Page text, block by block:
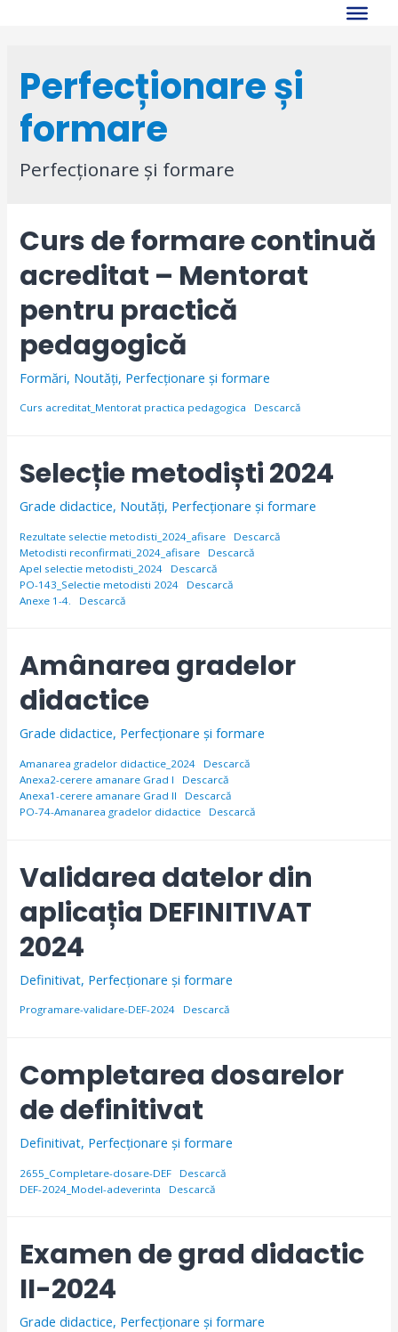
Perfecționare și
formare
Perfecționare și formare
Curs de formare continuă
acreditat – Mentorat
pentru practică
pedagogică
Formări, Noutăți, Perfecționare și formare
Curs acreditat_Mentorat practica pedagogica Descarcă
Selecție metodiști 2024
Grade didactice, Noutăți, Perfecționare și formare
Rezultate selectie metodisti_2024_afisare
Descarcă
Metodisti reconfirmati_2024_afisare
Descarcă
Apel selectie metodisti_2024
Descarcă
PO-143_Selectie metodisti 2024
Descarcă
Anexe 1-4.
Descarcă
Amânarea gradelor
didactice
Grade didactice, Perfecționare și formare
Amanarea gradelor didactice_2024
Descarcă
Anexa2-cerere amanare Grad I
Descarcă
Anexa1-cerere amanare Grad II
Descarcă
PO-74-Amanarea gradelor didactice
Descarcă
Validarea datelor din
aplicația DEFINITIVAT
2024
Definitivat, Perfecționare și formare
Programare-validare-DEF-2024 Descarcă
Completarea dosarelor
de definitivat
Definitivat, Perfecționare și formare
2655_Completare-dosare-DEF
Descarcă
DEF-2024_Model-adeverinta
Descarcă
Examen de grad didactic
II-2024
Grade didactice, Perfecționare și formare